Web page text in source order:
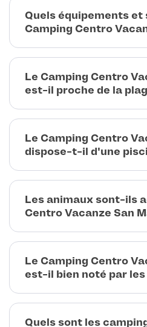
Quels équipements et
Camping Centro
Le Camping Centro
est-il proche de la
Le Camping Centro
dispose-t-il d'une
Les animaux sont-ils
Centro Vacanze San
Le Camping Centro
est-il bien noté par les
Quels sont les